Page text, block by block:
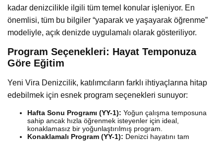
kadar denizcilikle ilgili tüm temel konular işleniyor. En
önemlisi, tüm bu bilgiler “yaparak ve yaşayarak öğrenme”
modeliyle, açık denizde uygulamalı olarak gösteriliyor.
Program Seçenekleri: Hayat Temponuza
Göre Eğitim
Yeni Vira Denizcilik, katılımcıların farklı ihtiyaçlarına hitap
edebilmek için esnek program seçenekleri sunuyor:
Hafta Sonu Programı (YY-1): Yoğun çalışma temposuna
sahip ancak hızla öğrenmek isteyenler için ideal,
konaklamasız bir yoğunlaştırılmış program.
Konaklamalı Program (YY-1): Denizci hayatını tam